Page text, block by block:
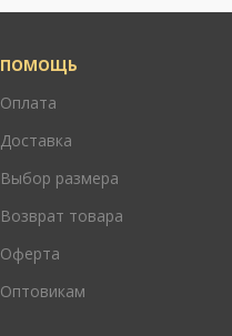
ПОМОЩЬ
Оплата
Доставка
Выбор размера
Возврат товара
Оферта
Оптовикам